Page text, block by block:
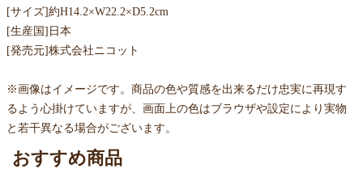
[サイズ]約H14.2×W22.2×D5.2cm
[生産国]日本
[発売元]株式会社ニコット
※画像はイメージです。商品の色や質感を出来るだけ忠実に再現す
るよう心掛けていますが、画面上の色はブラウザや設定により実物
と若干異なる場合がございます。
おすすめ商品